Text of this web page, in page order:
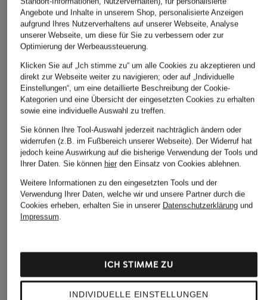
T-Shirt FOCUS-T
T-Shirt
Angebote und Inhalte in unserem Shop, personalisierte Anzeigen
aufgrund Ihres Nutzerverhaltens auf unserer Webseite, Analyse
unserer Webseite, um diese für Sie zu verbessern oder zur
Optimierung der Werbeaussteuerung.
Klicken Sie auf „Ich stimme zu“ um alle Cookies zu akzeptieren und
direkt zur Webseite weiter zu navigieren; oder auf „Individuelle
Einstellungen“, um eine detaillierte Beschreibung der Cookie-
Kategorien und eine Übersicht der eingesetzten Cookies zu erhalten
sowie eine individuelle Auswahl zu treffen.
Sie können Ihre Tool-Auswahl jederzeit nachträglich ändern oder
widerrufen (z.B. im Fußbereich unserer Webseite). Der Widerruf hat
jedoch keine Auswirkung auf die bisherige Verwendung der Tools und
Ihrer Daten. Sie können hierden Einsatz von Cookies ablehnen.
Weitere Informationen zu den eingesetzten Tools und der
Verwendung Ihrer Daten, welche wir und unsere Partner durch die
Cookies erheben, erhalten Sie in unserer Datenschutzerklärungund
Impressum.
INDIVIDUELLE EINSTELLUNGEN
ICH STIMME ZU